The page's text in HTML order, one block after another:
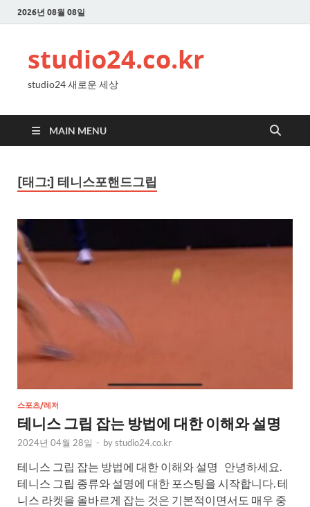
2026년 08월 08일
studio24.co.kr
studio24 새로운 세상
MAIN MENU
[태그:] 테니스포핸드그립
스포츠/레저
테니스 그립 잡는 방법에 대한 이해와 설명
2024년 04월 28일 - bystudio24.co.kr
테니스 그립 잡는 방법에 대한 이해와 설명 안녕하세요.
테니스 그립 종류와 설명에 대한 포스팅을 시작합니다. 테
니스 라켓을 올바르게 잡는 것은 기본적이면서도 매우 중